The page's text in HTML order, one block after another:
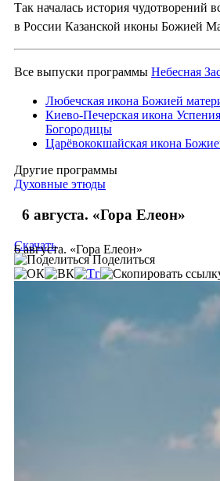
Так началась история чудотворений
в России Казанской иконы Божией
Все выпуски программы Небесная
Любечская икона Божией
Киево-Печерская икона
Богородицы
Царёвококшайская икона
Другие программы
Духовные этюды
6 августа. «Гора Елеон»
6 августа. «Гора Елеон»
Скачать
Поделиться